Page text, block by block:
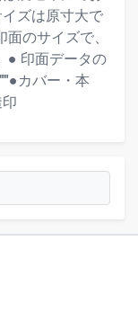
ズは原寸大で
のサイズで、
● 印面データの
カバー・本